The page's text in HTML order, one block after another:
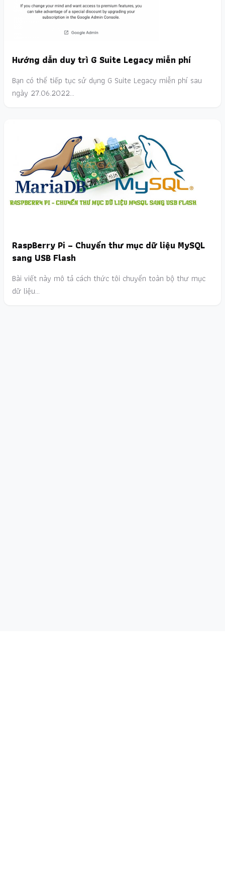
Hướng dẫn duy trì G Suite Legacy miễn phí
Bạn có thể tiếp tục sử dụng G Suite Legacy miễn phí sau
ngày 27.06.2022…
RaspBerry Pi – Chuyển thư mục dữ liệu MySQL
sang USB Flash
Bài viết này mô tả cách thức tôi chuyển toàn bộ thư mục
dữ liệu…